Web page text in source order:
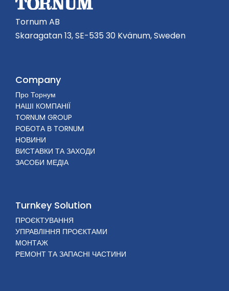
Tornum AB
Skaragatan 13, SE-535 30 Kvänum, Sweden
Company
Про Торнум
НАШІ КОМПАНІЇ
TORNUM GROUP
РОБОТА В TORNUM
НОВИНИ
ВИСТАВКИ ТА ЗАХОДИ
ЗАСОБИ МЕДІА
Turnkey Solution
ПРОЄКТУВАННЯ
УПРАВЛІННЯ ПРОЄКТАМИ
МОНТАЖ
РЕМОНТ ТА ЗАПАСНІ ЧАСТИНИ